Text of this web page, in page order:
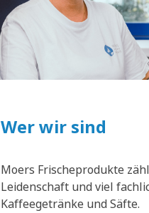
Wer wir sind
Moers Frischeprodukte
Leidenschaft und viel
Kaffeegetränke und Säfte.